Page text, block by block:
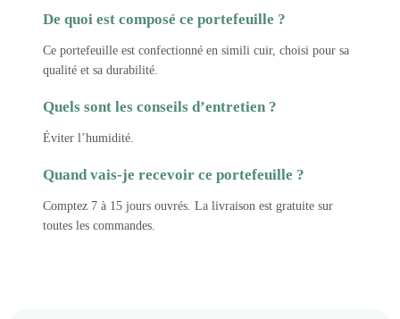
De quoi est composé ce portefeuille ?
Ce portefeuille est confectionné en simili cuir, choisi pour sa
qualité et sa durabilité.
Quels sont les conseils d’entretien ?
Éviter l’humidité.
Quand vais-je recevoir ce portefeuille ?
Comptez 7 à 15 jours ouvrés. La livraison est gratuite sur
toutes les commandes.